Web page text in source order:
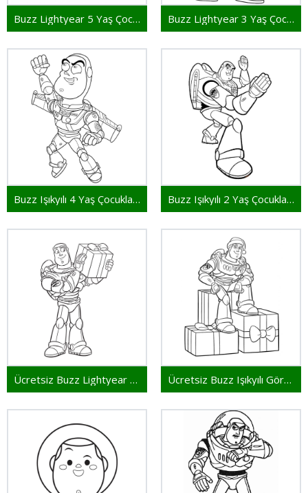
Buzz Lightyear 5 Yaş Çocuklar İçin Buzz Lightyear 3 Yaş Çocuklar İçin
Buzz Işıkyılı 4 Yaş Çocuklar İçin Buzz Işıkyılı 2 Yaş Çocuklar İçin
Ücretsiz Buzz Lightyear Çocuklar İçin Ücretsiz Buzz Işıkyılı Görsel